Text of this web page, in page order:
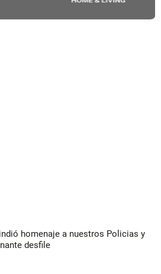
homenaje a nuestros Policias y
desfile